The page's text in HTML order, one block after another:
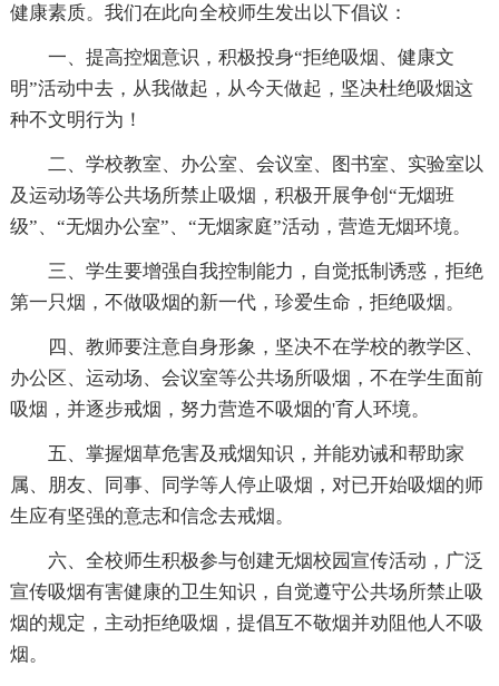
健康素质。我们在此向全校师生发出以下倡议：
一、提高控烟意识，积极投身“拒绝吸烟、健康文
明”活动中去，从我做起，从今天做起，坚决杜绝吸烟这
种不文明行为！
二、学校教室、办公室、会议室、图书室、实验室以
及运动场等公共场所禁止吸烟，积极开展争创“无烟班
级”、“无烟办公室”、“无烟家庭”活动，营造无烟环境。
三、学生要增强自我控制能力，自觉抵制诱惑，拒绝
第一只烟，不做吸烟的新一代，珍爱生命，拒绝吸烟。
四、教师要注意自身形象，坚决不在学校的教学区、
办公区、运动场、会议室等公共场所吸烟，不在学生面前
吸烟，并逐步戒烟，努力营造不吸烟的'育人环境。
五、掌握烟草危害及戒烟知识，并能劝诫和帮助家
属、朋友、同事、同学等人停止吸烟，对已开始吸烟的师
生应有坚强的意志和信念去戒烟。
六、全校师生积极参与创建无烟校园宣传活动，广泛
宣传吸烟有害健康的卫生知识，自觉遵守公共场所禁止吸
烟的规定，主动拒绝吸烟，提倡互不敬烟并劝阻他人不吸
烟。